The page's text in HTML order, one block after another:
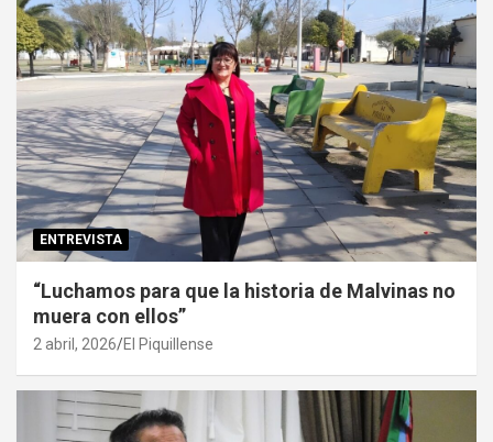
ENTREVISTA
“Luchamos para que la historia de Malvinas no
muera con ellos”
2 abril, 2026 El Piquillense